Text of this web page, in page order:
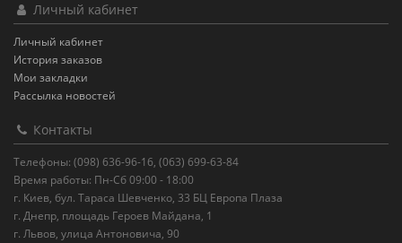
Личный кабинет
Личный кабинет
История заказов
Мои закладки
Рассылка новостей
Контакты
Телефоны: (098) 636-96-16, (063) 699-63-84
Время работы: Пн-Сб 09:00 - 18:00
г. Киев, бул. Тараса Шевченко, 33 БЦ Европа Плаза
г. Днепр, площадь Героев Майдана, 1
г. Львов, улица Антоновича, 90